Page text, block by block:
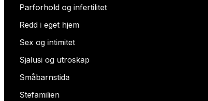
Parforhold og infertilitet
Redd i eget hjem
Sex og intimitet
Sjalusi og utroskap
Småbarnstida
Stefamilien